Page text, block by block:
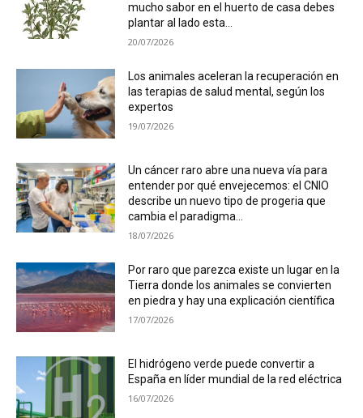
mucho sabor en el huerto de casa debes
plantar al lado esta...
20/07/2026
Los animales aceleran la recuperación en
las terapias de salud mental, según los
expertos
19/07/2026
Un cáncer raro abre una nueva vía para
entender por qué envejecemos: el CNIO
describe un nuevo tipo de progeria que
cambia el paradigma...
18/07/2026
Por raro que parezca existe un lugar en la
Tierra donde los animales se convierten
en piedra y hay una explicación científica
17/07/2026
El hidrógeno verde puede convertir a
España en líder mundial de la red eléctrica
16/07/2026